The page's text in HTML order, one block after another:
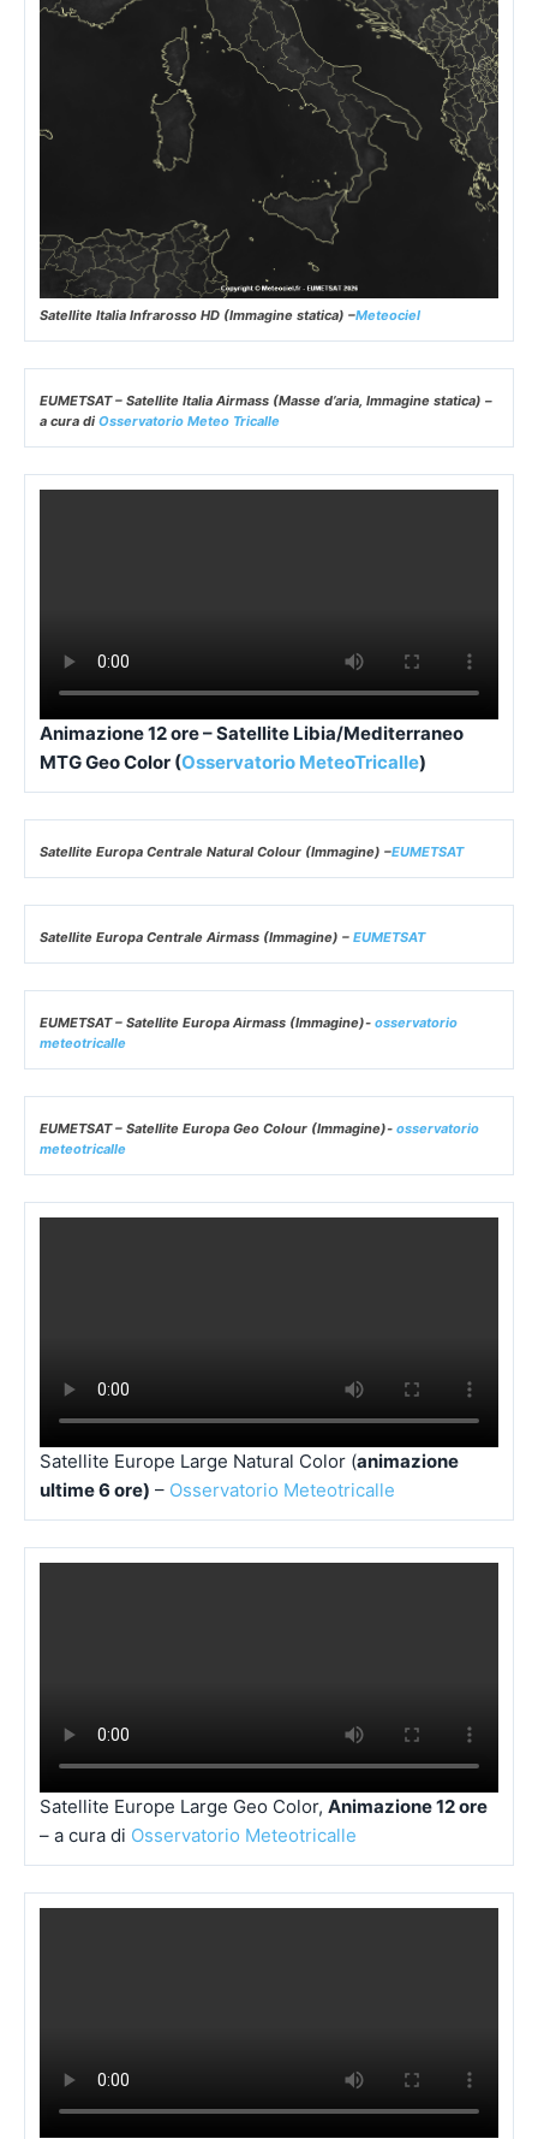
Satellite Italia Infrarosso HD (Immagine statica) –Meteociel
EUMETSAT – Satellite Italia Airmass (Masse d’aria, Immagine statica) –
a cura di Osservatorio Meteo Tricalle
Animazione 12 ore – Satellite Libia/Mediterraneo
MTG Geo Color (Osservatorio MeteoTricalle)
Satellite Europa Centrale Natural Colour (Immagine) –EUMETSAT
Satellite Europa Centrale Airmass (Immagine) – EUMETSAT
EUMETSAT – Satellite Europa Airmass (Immagine)- osservatorio
meteotricalle
EUMETSAT – Satellite Europa Geo Colour (Immagine)- osservatorio
meteotricalle
Satellite Europe Large Natural Color (animazione
ultime 6 ore) – Osservatorio Meteotricalle
Satellite Europe Large Geo Color, Animazione 12 ore
– a cura di Osservatorio Meteotricalle